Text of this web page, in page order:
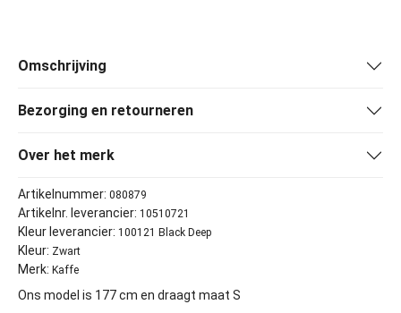
Omschrijving
Bezorging en retourneren
Over het merk
Artikelnummer: 080879
Artikelnr. leverancier: 10510721
Kleur leverancier: 100121 Black Deep
Kleur: Zwart
Merk: Kaffe
Ons model is 177 cm en draagt maat S